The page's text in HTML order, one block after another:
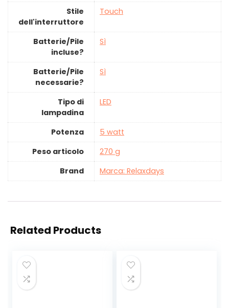
Stile
dell'interruttore
‎Touch
Batterie/Pile
incluse?
‎Sì
Batterie/Pile
necessarie?
‎Sì
Tipo di
lampadina
‎LED
Potenza
‎5 watt
Peso articolo
‎270 g
Brand
Marca: Relaxdays
Related Products